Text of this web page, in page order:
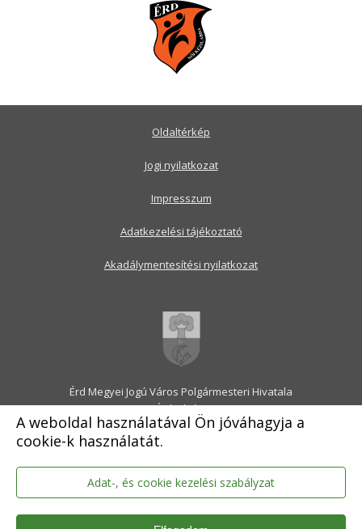
A weboldal használatával Ön jóváhagyja a
cookie-k használatát.
Adat-, és cookie kezelési szabályzat
Érd Megyei Jogú Város Polgármesteri Hivatala
2030 Érd, Alsó utca 1.
Levélcím: 2031 Érd, Pf.: 31
E-mail:onkormanyzat@erd.hu
Telefonközpont:06-23-522-300
Ügyfélszolgálat:06-23-522-301
Hivatali Kapu: ERDPH
KRID szám: 707189964
Oldaltérkép
Jogi nyilatkozat
Impresszum
Adatkezelési tájékoztató
Akadálymentesítési nyilatkozat